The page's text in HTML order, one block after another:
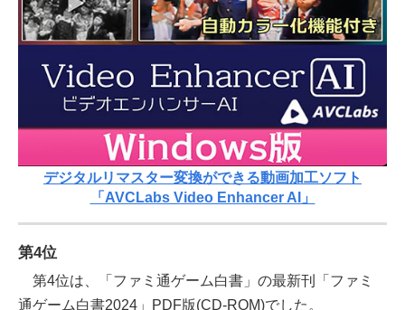
デジタルリマスター変換ができる動画加工ソフト
「AVCLabs Video Enhancer AI」
第4位
第4位は、「ファミ通ゲーム白書」の最新刊「ファミ
通ゲーム白書2024」PDF版(CD-ROM)でした。